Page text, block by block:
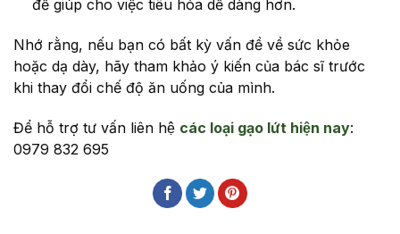
để giúp cho việc tiêu hóa dễ dàng hơn.
Nhớ rằng, nếu bạn có bất kỳ vấn đề về sức khỏe
hoặc dạ dày, hãy tham khảo ý kiến ​​của bác sĩ trước
khi thay đổi chế độ ăn uống của mình.
Để hỗ trợ tư vấn liên hệ các loại gạo lứt hiện nay:
0979 832 695